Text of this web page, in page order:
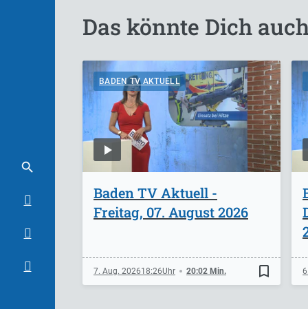
Das könnte Dich
BADEN TV AKTUELL
Baden TV Aktuell -
Freitag, 07. August 2026
7. Aug. 202618:26 20:02 Min. bookmark_border